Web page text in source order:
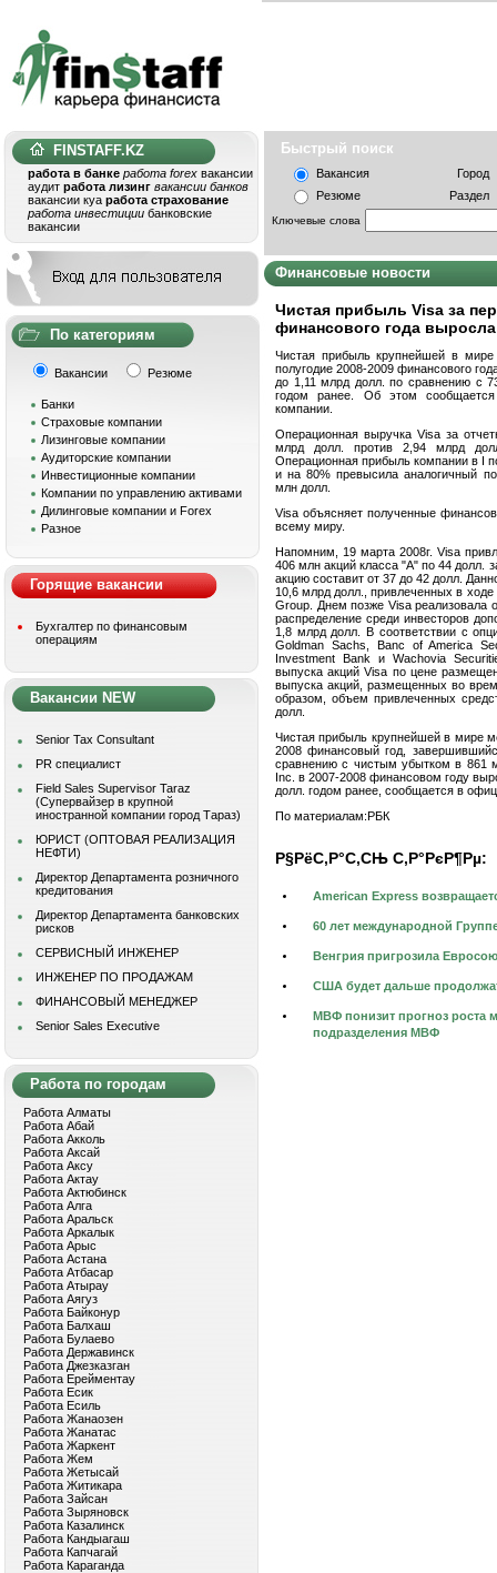
FINSTAFF.KZ
работа в банке работа forex вакансии
аудит работа лизинг вакансии банков
вакансии куа работа страхование
работа инвестиции банковские
вакансии
По категориям
Вакансии Резюме
Банки
Страховые компании
Лизинговые компании
Аудиторские компании
Инвестиционные компании
Компании по управлению активами
Дилинговые компании и Forex
Разное
Горящие вакансии
Бухгалтер по финансовым
операциям
Вакансии NEW
Senior Tax Consultant
PR специалист
Field Sales Supervisor Taraz
(Супервайзер в крупной
иностранной компании город Тараз)
ЮРИСТ (ОПТОВАЯ РЕАЛИЗАЦИЯ
НЕФТИ)
Директор Департамента розничного
кредитования
Директор Департамента банковских
рисков
СЕРВИСНЫЙ ИНЖЕНЕР
ИНЖЕНЕР ПО ПРОДАЖАМ
ФИНАНСОВЫЙ МЕНЕДЖЕР
Senior Sales Executive
Работа по городам
Работа Алматы
Работа Абай
Работа Акколь
Работа Аксай
Работа Аксу
Работа Актау
Работа Актюбинск
Работа Алга
Работа Аральск
Работа Аркалык
Работа Арыс
Работа Астана
Работа Атбасар
Работа Атырау
Работа Аягуз
Работа Байконур
Работа Балхаш
Работа Булаево
Работа Державинск
Работа Джезказган
Работа Ерейментау
Работа Есик
Работа Есиль
Работа Жанаозен
Работа Жанатас
Работа Жаркент
Работа Жем
Работа Жетысай
Работа Житикара
Работа Зайсан
Работа Зыряновск
Работа Казалинск
Работа Кандыагаш
Работа Капчагай
Работа Караганда
Быстрый
Вакансия
Город
Резюме
Раздел
Ключевые слова
Финансовые новости
Чистая прибыль Visa за
финансового года выросла
Чистая прибыль крупнейшей в
полугодие 2008-2009 финансового
до 1,11 млрд долл. по сравнению с
годом ранее. Об этом
компании.
Операционная выручка Visa за
млрд долл. против 2,94 млрд
Операционная прибыль компании в I
и на 80% превысила аналогичный
млн долл.
Visa объясняет полученные
всему миру.
Напомним, 19 марта 2008г. Visa
406 млн акций класса "А" по 44 долл.
акцию составит от 37 до 42 долл.
10,6 млрд долл., привлеченных в
Group. Днем позже Visa реализовала
распределение среди инвесторов
1,8 млрд долл. В соответствии с
Goldman Sachs, Banc of America
Investment Bank и Wachovia
выпуска акций Visa по цене
выпуска акций, размещенных во
образом, объем привлеченных
долл.
Чистая прибыль крупнейшей в мире
2008 финансовый год,
сравнению с чистым убытком в 861
Inc. в 2007-2008 финансовом году
долл. годом ранее, сообщается в
По материалам:РБК
Р§РёС‚Р°С‚СЊ С‚Р°РєР¶Рµ:
American Express
60 лет международной
Венгрия пригрозила
США будет дальше
МВФ понизит прогноз роста
подразделения МВФ